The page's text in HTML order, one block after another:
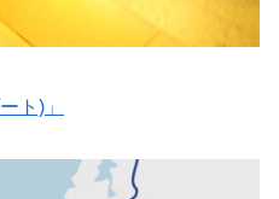
ト)」